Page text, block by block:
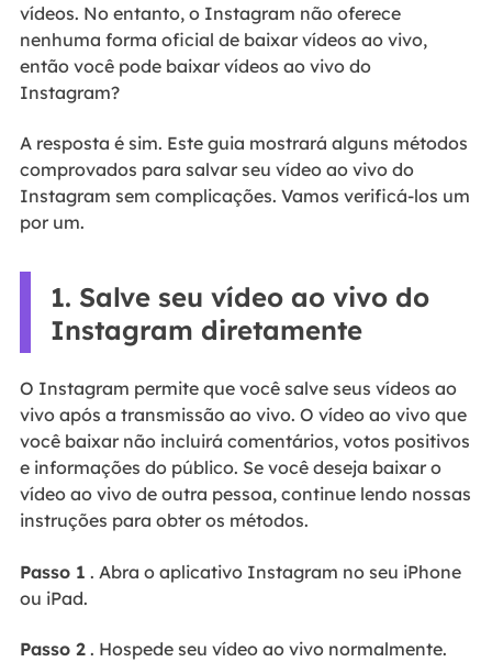
vídeos. No entanto, o Instagram não oferece
nenhuma forma oficial de baixar vídeos ao vivo,
então você pode baixar vídeos ao vivo do
Instagram?
A resposta é sim. Este guia mostrará alguns métodos
comprovados para salvar seu vídeo ao vivo do
Instagram sem complicações. Vamos verificá-los um
por um.
1. Salve seu vídeo ao vivo do
Instagram diretamente
O Instagram permite que você salve seus vídeos ao
vivo após a transmissão ao vivo. O vídeo ao vivo que
você baixar não incluirá comentários, votos positivos
e informações do público. Se você deseja baixar o
vídeo ao vivo de outra pessoa, continue lendo nossas
instruções para obter os métodos.
Passo 1 . Abra o aplicativo Instagram no seu iPhone
ou iPad.
Passo 2. Hospede seu vídeo ao vivo normalmente.